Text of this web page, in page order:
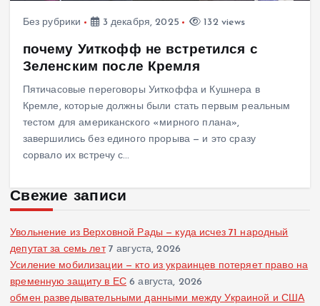
Без рубрики 3 декабря, 2025 132 views
почему Уиткофф не встретился с
Зеленским после Кремля
Пятичасовые переговоры Уиткоффа и Кушнера в
Кремле, которые должны были стать первым реальным
тестом для американского «мирного плана»,
завершились без единого прорыва — и это сразу
сорвало их встречу с…
Свежие записи
Увольнение из Верховной Рады — куда исчез 71 народный
депутат за семь лет 7 августа, 2026
Усиление мобилизации — кто из украинцев потеряет право на
временную защиту в ЕС 6 августа, 2026
обмен разведывательными данными между Украиной и США